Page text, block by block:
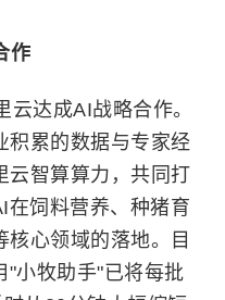
作
达成AI战略合作。
积累的数据与专家经
云智算算力，共同打
在饲料营养、种猪育
心领域的落地。目
"小牧助手"已将每批